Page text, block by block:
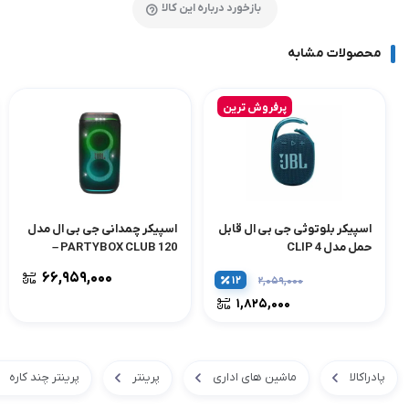
بازخورد درباره این کالا
محصولات مشابه
پرفروش ترین
اسپیکر بلوتوثی جی بی ال قابل
حمل مدل CLIP 4
۲,۰۵۹,۰۰۰
۱,۸۲۵,۰۰۰
۱۲
اسپیکر چمدانی جی بی ال مدل
PARTYBOX CLUB 120 –
۶۶,۹۵۹,۰۰۰
پادراکالا ماشین های اداری پرینتر پرینتر چند کاره